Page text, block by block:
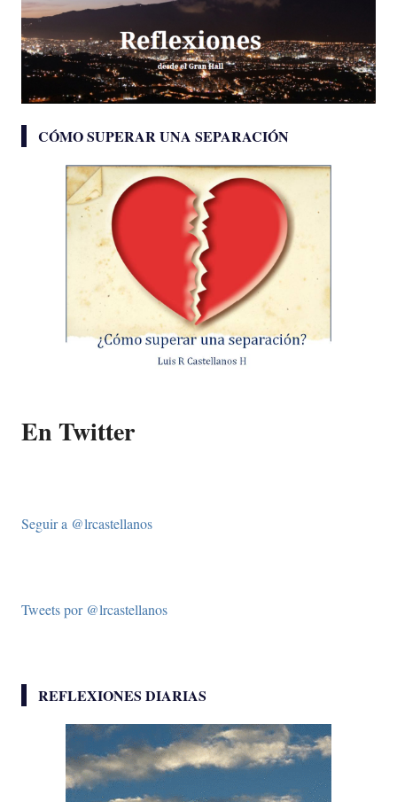
CÓMO SUPERAR UNA SEPARACIÓN
En Twitter
Seguir a @lrcastellanos
Tweets por @lrcastellanos
REFLEXIONES DIARIAS